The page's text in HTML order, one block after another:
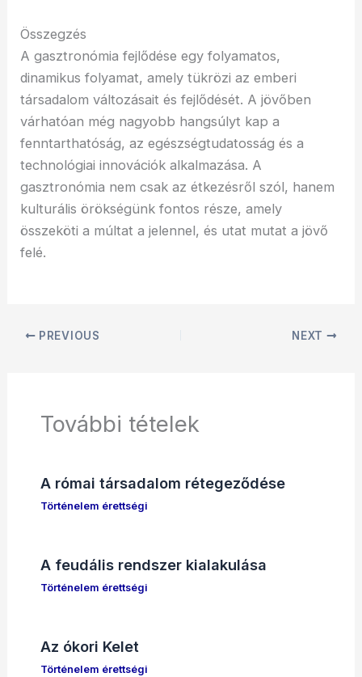
Összegzés
A gasztronómia fejlődése egy folyamatos,
dinamikus folyamat, amely tükrözi az emberi
társadalom változásait és fejlődését. A jövőben
várhatóan még nagyobb hangsúlyt kap a
fenntarthatóság, az egészségtudatosság és a
technológiai innovációk alkalmazása. A
gasztronómia nem csak az étkezésről szól, hanem
kulturális örökségünk fontos része, amely
összeköti a múltat a jelennel, és utat mutat a jövő
felé.
PREVIOUS NEXT
További tételek
A római társadalom rétegeződése
Történelem érettségi
A feudális rendszer kialakulása
Történelem érettségi
Az ókori Kelet
Történelem érettségi